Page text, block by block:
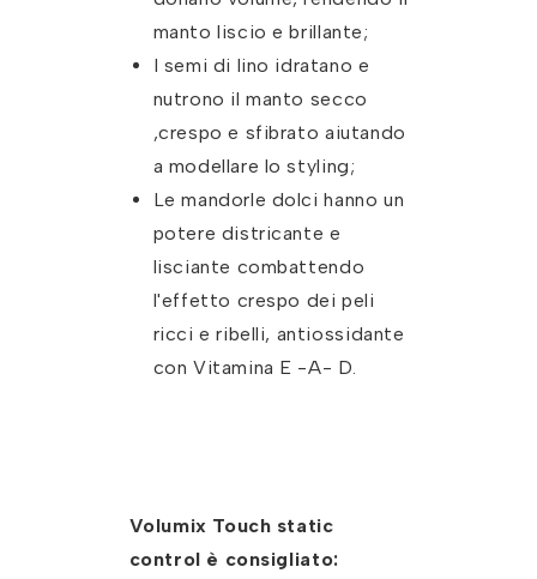
manto liscio e brillante;
I semi di lino idratano e
nutrono il manto secco
,crespo e sfibrato aiutando
a modellare lo styling;
Le mandorle dolci hanno un
potere districante e
lisciante combattendo
l'effetto crespo dei peli
ricci e ribelli, antiossidante
con Vitamina E -A- D.
Volumix Touch static
control è consigliato: